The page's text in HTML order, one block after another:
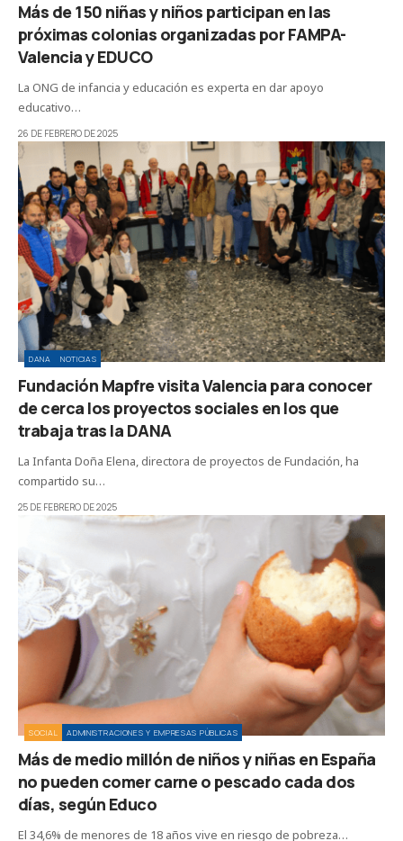
Más de 150 niñas y niños participan en las
próximas colonias organizadas por FAMPA-
Valencia y EDUCO
La ONG de infancia y educación es experta en dar apoyo
educativo…
26 DE FEBRERO DE 2025
DANA NOTICIAS
Fundación Mapfre visita Valencia para conocer
de cerca los proyectos sociales en los que
trabaja tras la DANA
La Infanta Doña Elena, directora de proyectos de Fundación, ha
compartido su…
25 DE FEBRERO DE 2025
SOCIAL ADMINISTRACIONES Y EMPRESAS PÚBLICAS
Más de medio millón de niños y niñas en España
no pueden comer carne o pescado cada dos
días, según Educo
El 34,6% de menores de 18 años vive en riesgo de pobreza…